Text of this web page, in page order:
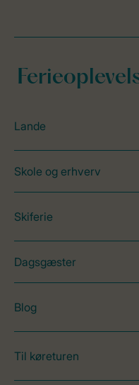
Lande
Skole og erhverv
Skiferie
Dagsgæster
Blog
Til køreturen